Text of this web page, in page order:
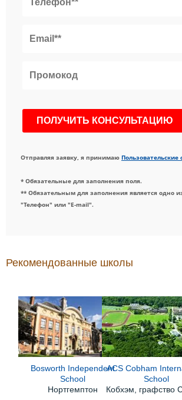
Отправляя заявку, я принимаю Пользовательские
* Обязательные для заполнения поля.
** Обязательным для заполнения является одно
"Телефон" или "E-mail".
Рекомендованные школы
Bosworth Independent
School
Нортгемптон
ACS Cobham
School
Кобхэм, графство